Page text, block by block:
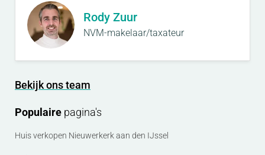
Rody Zuur
NVM-makelaar/taxateur
Bekijk ons team
Populaire pagina's
Huis verkopen Nieuwerkerk aan den IJssel